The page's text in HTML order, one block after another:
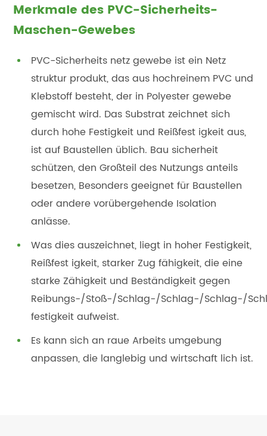
Merkmale des PVC-Sicherheits-
Maschen-Gewebes
PVC-Sicherheits netz gewebe ist ein Netz
struktur produkt, das aus hochreinem PVC und
Klebstoff besteht, der in Polyester gewebe
gemischt wird. Das Substrat zeichnet sich
durch hohe Festigkeit und Reißfest igkeit aus,
ist auf Baustellen üblich. Bau sicherheit
schützen, den Großteil des Nutzungs anteils
besetzen, Besonders geeignet für Baustellen
oder andere vorübergehende Isolation
anlässe.
Was dies auszeichnet, liegt in hoher Festigkeit,
Reißfest igkeit, starker Zug fähigkeit, die eine
starke Zähigkeit und Beständigkeit gegen
Reibungs-/Stoß-/Schlag-/Schlag-/Schlag-/
festigkeit aufweist.
Es kann sich an raue Arbeits umgebung
anpassen, die langlebig und wirtschaft lich ist.